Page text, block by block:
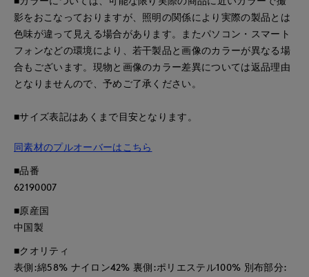
影をおこなっておりますが、照明の関係により実際の製品とは
色味が違って見える場合があります。またパソコン・スマート
フォンなどの環境により、若干製品と画像のカラーが異なる場
合もございます。現物と画像のカラー差異については返品理由
となりませんので、予めご了承ください。
■サイズ表記はあくまで目安となります。
同素材のプルオーバーはこちら
■品番
62190007
■原産国
中国製
■クオリティ
表側:綿58% ナイロン42% 裏側:ポリエステル100% 別布部分: